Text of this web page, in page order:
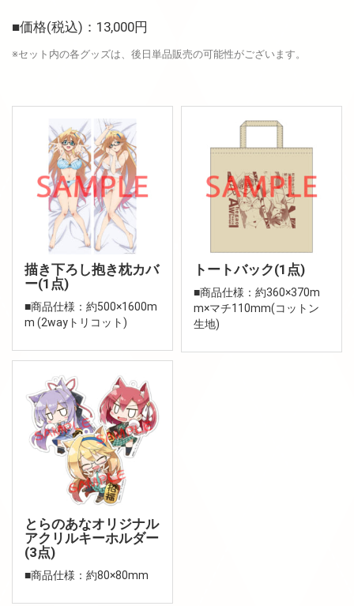
■価格(税込)：13,000円
※セット内の各グッズは、後日単品販売の可能性がございます。
描き下ろし抱き枕カバ
ー(1点)
■商品仕様：約500×1600m
m (2wayトリコット)
トートバック(1点)
■商品仕様：約360×370m
m×マチ110mm(コットン
生地)
とらのあなオリジナル
アクリルキーホルダー
(3点)
■商品仕様：約80×80mm